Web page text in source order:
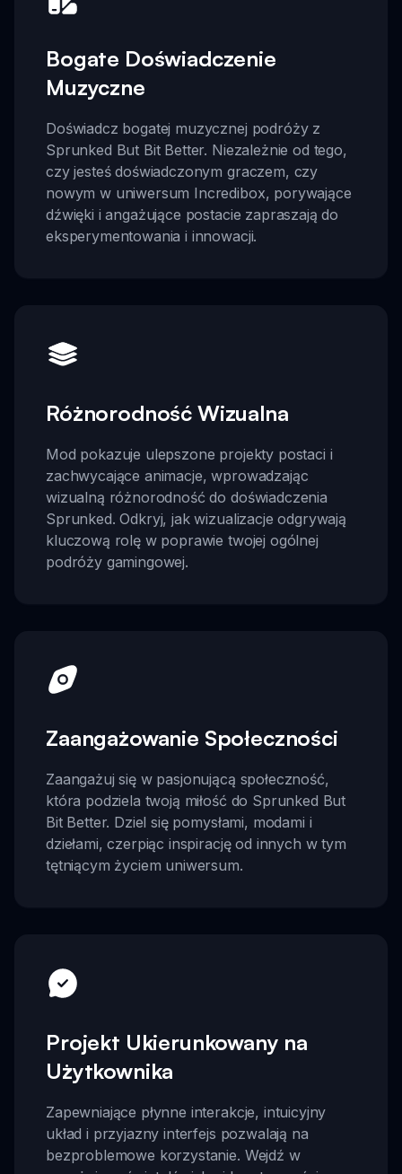
Bogate Doświadczenie
Muzyczne
Doświadcz bogatej muzycznej podróży z
Sprunked But Bit Better. Niezależnie od tego,
czy jesteś doświadczonym graczem, czy
nowym w uniwersum Incredibox, porywające
dźwięki i angażujące postacie zapraszają do
eksperymentowania i innowacji.
Różnorodność Wizualna
Mod pokazuje ulepszone projekty postaci i
zachwycające animacje, wprowadzając
wizualną różnorodność do doświadczenia
Sprunked. Odkryj, jak wizualizacje odgrywają
kluczową rolę w poprawie twojej ogólnej
podróży gamingowej.
Zaangażowanie Społeczności
Zaangażuj się w pasjonującą społeczność,
która podziela twoją miłość do Sprunked But
Bit Better. Dziel się pomysłami, modami i
dziełami, czerpiąc inspirację od innych w tym
tętniącym życiem uniwersum.
Projekt Ukierunkowany na
Użytkownika
Zapewniające płynne interakcje, intuicyjny
układ i przyjazny interfejs pozwalają na
bezproblemowe korzystanie. Wejdź w